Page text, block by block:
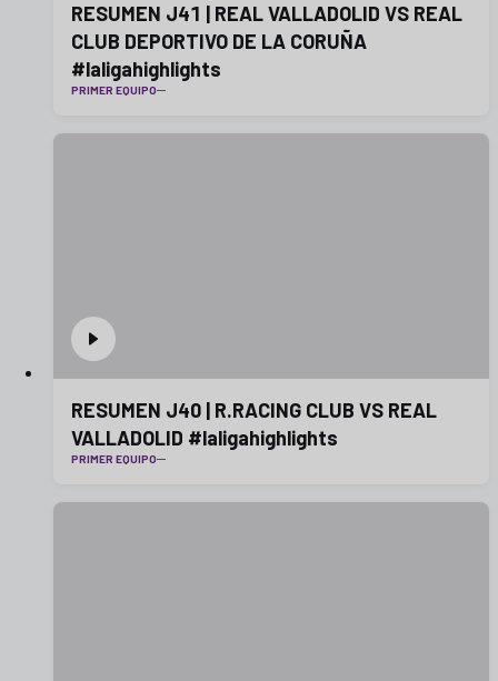
RESUMEN J41 | REAL VALLADOLID VS REAL
CLUB DEPORTIVO DE LA CORUÑA
#laligahighlights
PRIMER EQUIPO
RESUMEN J40 | R.RACING CLUB VS REAL
VALLADOLID #laligahighlights
PRIMER EQUIPO